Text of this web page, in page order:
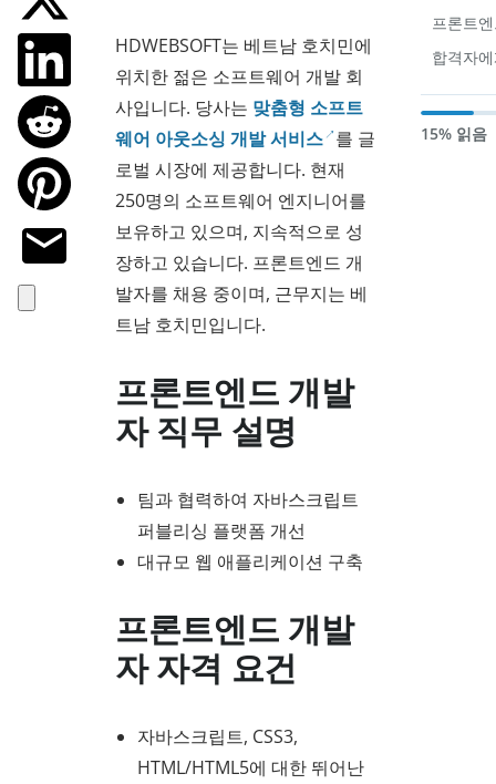
HDWEBSOFT는 베트남 호치민에
위치한 젊은 소프트웨어 개발 회
사입니다. 당사는 맞춤형 소프트
웨어 아웃소싱 개발 서비스 를 글
로벌 시장에 제공합니다. 현재
250명의 소프트웨어 엔지니어를
보유하고 있으며, 지속적으로 성
장하고 있습니다. 프론트엔드 개
발자를 채용 중이며, 근무지는 베
트남 호치민입니다.
프론트엔드 개발
자 직무 설명
팀과 협력하여 자바스크립트
퍼블리싱 플랫폼 개선
대규모 웹 애플리케이션 구축
프론트엔드 개발
자 자격 요건
자바스크립트, CSS3,
HTML/HTML5에 대한 뛰어난
프론트
합격자
15% 읽음